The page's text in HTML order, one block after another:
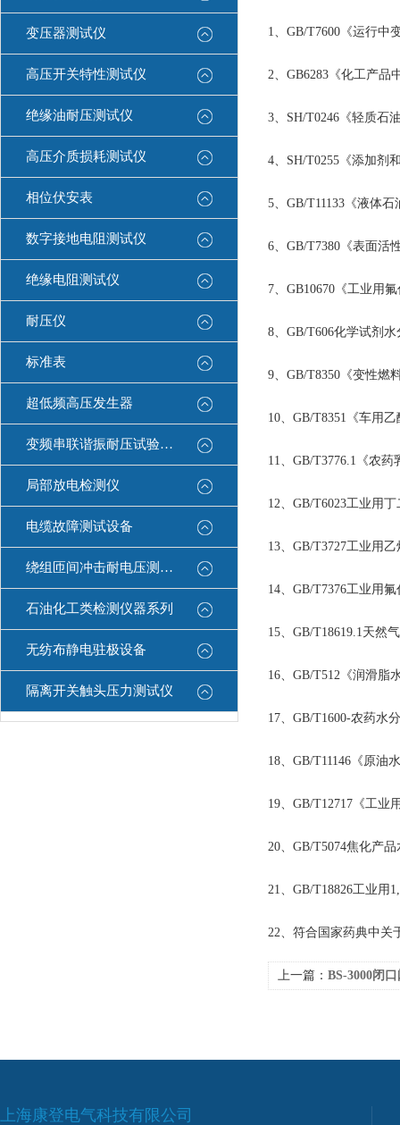
变压器测试仪
高压开关特性测试仪
绝缘油耐压测试仪
高压介质损耗测试仪
相位伏安表
数字接地电阻测试仪
绝缘电阻测试仪
耐压仪
标准表
超低频高压发生器
变频串联谐振耐压试验装置
局部放电检测仪
电缆故障测试设备
绕组匝间冲击耐电压测试仪
石油化工类检测仪器系列
无纺布静电驻极设备
隔离开关触头压力测试仪
1、GB/T7600《运行中
2、GB6283《化工产品
3、SH/T0246《轻质石
4、SH/T0255《添加剂
5、GB/T11133《液体
6、GB/T7380《表面活
7、GB10670《工业用
8、GB/T606化学试剂
9、GB/T8350《变性燃
10、GB/T8351《车用
11、GB/T3776.1《农
12、GB/T6023工业用
13、GB/T3727工业用
14、GB/T7376工业用
15、GB/T18619.1天然
16、GB/T512《润滑脂
17、GB/T1600-农药水
18、GB/T11146《原油
19、GB/T12717《工业
20、GB/T5074焦化产
21、GB/T18826工业用
22、符合国家药典中关
上一篇： BS-3000闭口
上海康登电气科技有限公司